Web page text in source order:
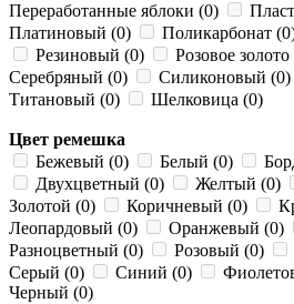
Переработанные яблоки (0)
Платиновый (0)
Поликарбонат
Резиновый (0)
Розовое
Серебряный (0)
Силиконовый (0)
Титановый (0)
Шелковица (0)
Цвет ремешка
Бежевый (0)
Белый (0)
Двухцветный (0)
Желтый (0)
Золотой (0)
Коричневый (0)
Леопардовый (0)
Оранжевый (0)
Разноцветный (0)
Розовый (0)
Серый (0)
Синий (0)
Черный (0)